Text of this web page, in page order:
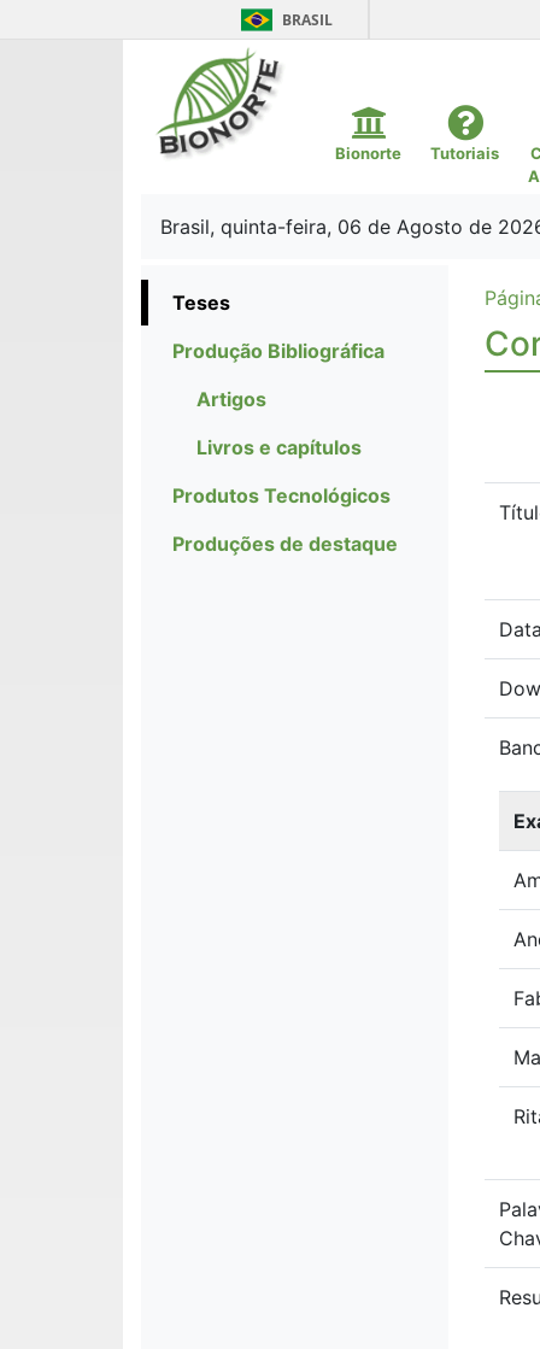
BRASIL
Bionorte Tutoriais
Brasil, quinta-feira, 06 de Agosto de
Teses
Produção Bibliográfica
Artigos
Livros e capítulos
Produtos Tecnológicos
Produções de destaque